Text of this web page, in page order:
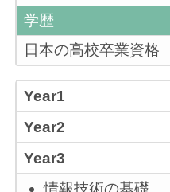
学歴
日本の高校卒業資格
Year1
Year2
Year3
情報技術の基礎